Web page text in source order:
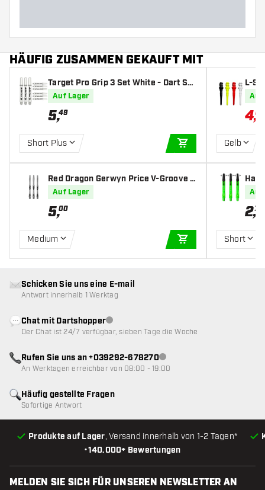
HÄUFIG ZUSAMMEN GEKAUFT MIT
Target Pro Grip 3 Set White - Dart Sh
afts
Auf Lager
5,49
Short Plus
IN DEN
Red Dragon Gerwyn Price V-Groove B
lack - Dart Shafts
Auf Lager
5,00
Medium
IN DEN
L-
art
Auf
4,04
Gelb
Auf
2,70
Short
•140.000+ Bewertungen
Produkte auf Lager, Versand innerhalb von 1-2 Tagen*
Häufig gestellte Fragen
Sofortige Antwort
Schicken Sie uns eine E-mail
Antwort innerhalb 1 Werktag
Chat mit DartshopperKundenservice nicht verfügbar
Der Chat ist 24/7 verfügbar, sieben Tage die Woche
Rufen Sie uns an +039292-678270Kundenservice nicht
An Werktagen erreichbar von 08:00 - 19:00
MELDEN SIE SICH FÜR UNSEREN NEWSLETTER AN